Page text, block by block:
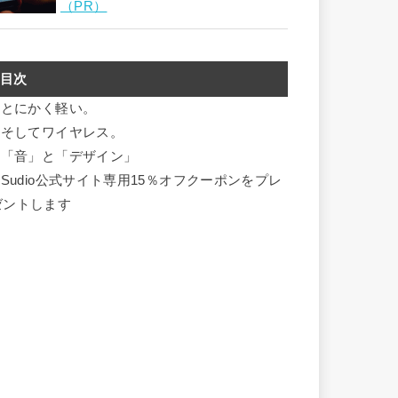
（PR）
目次
とにかく軽い。
そしてワイヤレス。
「音」と「デザイン」
Sudio公式サイト専用15％オフクーポンをプレ
ントします